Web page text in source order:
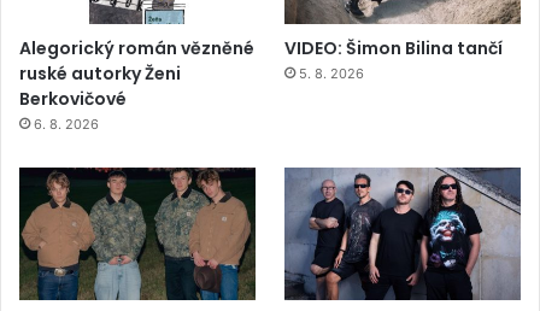
Alegorický román vězněné
ruské autorky Ženi
Berkovičové
6. 8. 2026
VIDEO: Šimon Bilina tančí
5. 8. 2026